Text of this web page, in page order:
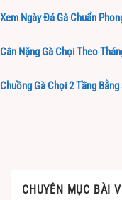
Xem Ngày Đá Gà Chuẩn
Cân Nặng Gà Chọi Theo
Chuồng Gà Chọi 2 Tầng
CHUYÊN MỤC BÀI